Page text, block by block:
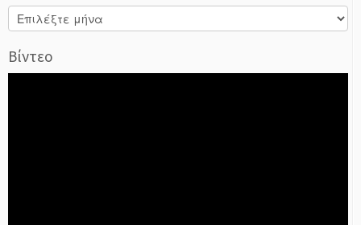
Ιστορικό
Βίντεο